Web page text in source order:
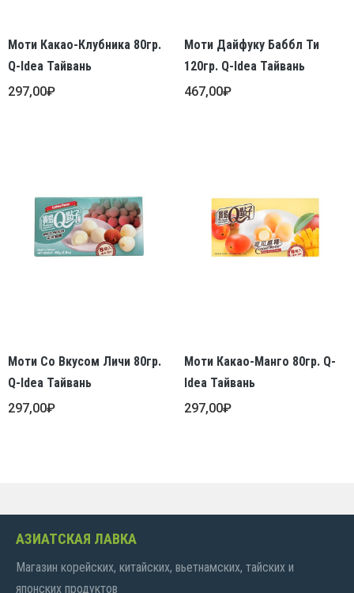
Моти Какао-Клубника 80гр.
Q-Idea Тайвань
297,00₽
Моти Дайфуку Баббл Ти
120гр. Q-Idea Тайвань
467,00₽
Моти Со Вкусом Личи 80гр.
Q-Idea Тайвань
297,00₽
Моти Какао-Манго 80гр. Q-
Idea Тайвань
297,00₽
АЗИАТСКАЯ ЛАВКА
Магазин корейских, китайских, вьетнамских, тайских и
японских продуктов